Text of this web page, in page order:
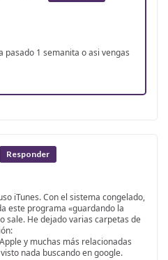
pasado 1 semanita o asi vengas
Responder
iTunes. Con el sistema congelado,
este programa «guardando la
sale. He dejado varias carpetas de
y muchas más relacionadas
nada buscando en google.